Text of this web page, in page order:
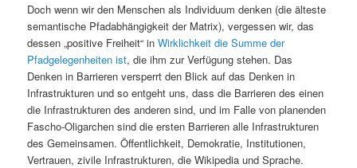
Doch wenn wir den Menschen als Individuum denken (die älteste
semantische Pfadabhängigkeit der Matrix), vergessen wir, das
dessen „positive Freiheit“ inWirklichkeit die Summe der
Pfadgelegenheiten ist, die ihm zur Verfügung stehen. Das
Denken in Barrieren versperrt den Blick auf das Denken in
Infrastrukturen und so entgeht uns, dass die Barrieren des einen
die Infrastrukturen des anderen sind, und im Falle von planenden
Fascho-Oligarchen sind die ersten Barrieren alle Infrastrukturen
des Gemeinsamen. Öffentlichkeit, Demokratie, Institutionen,
Vertrauen, zivile Infrastrukturen, die Wikipedia und Sprache.